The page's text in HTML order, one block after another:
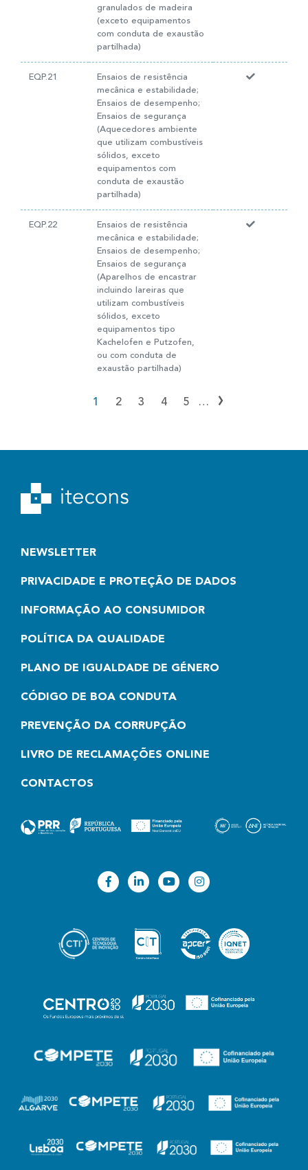
granulados de madeira
(exceto equipamentos
com conduta de exaustão
partilhada)
EQP.21
Ensaios de resistência
mecânica e estabilidade;
Ensaios de desempenho;
Ensaios de segurança
(Aquecedores ambiente
que utilizam combustíveis
sólidos, exceto
equipamentos com
conduta de exaustão
partilhada)
EQP.22
Ensaios de resistência
mecânica e estabilidade;
Ensaios de desempenho;
Ensaios de segurança
(Aparelhos de encastrar
incluindo lareiras que
utilizam combustíveis
sólidos, exceto
equipamentos tipo
Kachelofen e Putzofen,
ou com conduta de
exaustão partilhada)
1 2 3 4 5 … ›
NEWSLETTER
PRIVACIDADE E PROTEÇÃO DE DADOS
INFORMAÇÃO AO CONSUMIDOR
POLÍTICA DA QUALIDADE
PLANO DE IGUALDADE DE GÉNERO
CÓDIGO DE BOA CONDUTA
PREVENÇÃO DA CORRUPÇÃO
LIVRO DE RECLAMAÇÕES ONLINE
CONTACTOS